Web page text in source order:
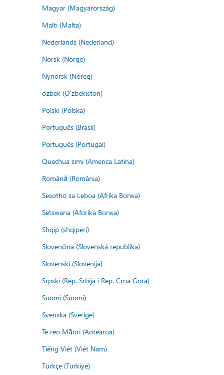
Magyar (Magyarország)
Malti (Malta)
Nederlands (Nederland)
Norsk (Norge)
Nynorsk (Noreg)
o'zbek (O'zbekiston)
Polski (Polska)
Português (Brasil)
Português (Portugal)
Quechua simi (America Latina)
Română (România)
Sesotho sa Leboa (Afrika Borwa)
Setswana (Aforika Borwa)
Shqip (shqipëri)
Slovenčina (Slovenská republika)
Slovenski (Slovenija)
Srpski (Rep. Srbija i Rep. Crna Gora)
Suomi (Suomi)
Svenska (Sverige)
Te reo Māori (Aotearoa)
Tiếng Việt (Việt Nam)
Türkçe (Türkiye)